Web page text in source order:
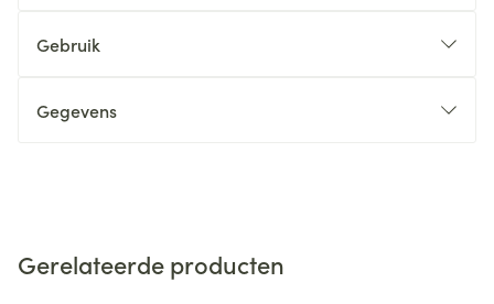
Gebruik
Gegevens
Gerelateerde producten